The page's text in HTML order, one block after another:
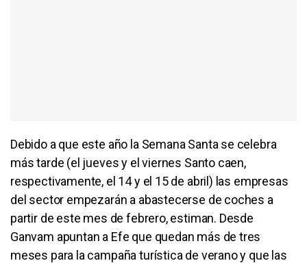
Debido a que este año la Semana Santa se celebra
más tarde (el jueves y el viernes Santo caen,
respectivamente, el 14 y el 15 de abril) las empresas
del sector empezarán a abastecerse de coches a
partir de este mes de febrero, estiman. Desde
Ganvam apuntan a Efe que quedan más de tres
meses para la campaña turística de verano y que las